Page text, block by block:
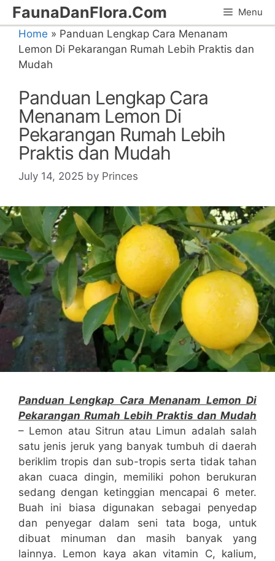
Skip
to
content
FaunaDanFlora.Com Menu
Home » Panduan Lengkap Cara Menanam
Lemon Di Pekarangan Rumah Lebih Praktis dan
Mudah
Panduan Lengkap Cara
Menanam Lemon Di
Pekarangan Rumah Lebih
Praktis dan Mudah
July 14, 2025 by Princes
Panduan Lengkap Cara Menanam Lemon Di
Pekarangan Rumah Lebih Praktis dan Mudah
– Lemon atau Sitrun atau Limun adalah salah
satu jenis jeruk yang banyak tumbuh di daerah
beriklim tropis dan sub-tropis serta tidak tahan
akan cuaca dingin, memiliki pohon berukuran
sedang dengan ketinggian mencapai 6 meter.
Buah ini biasa digunakan sebagai penyedap
dan penyegar dalam seni tata boga, untuk
dibuat minuman dan masih banyak yang
lainnya. Lemon kaya akan vitamin C, kalium,